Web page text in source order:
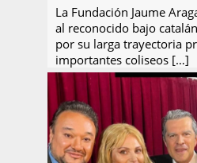
La Fundación Jaume
al reconocido bajo
por su larga trayectoria
importantes coliseos […]